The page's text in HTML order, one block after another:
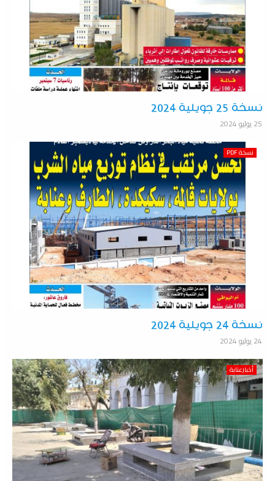
نسخة 25 جويلية 2024
25 يوليو 2024
نسخة PDF
نسخة 24 جويلية 2024
24 يوليو 2024
أخبارعنابة